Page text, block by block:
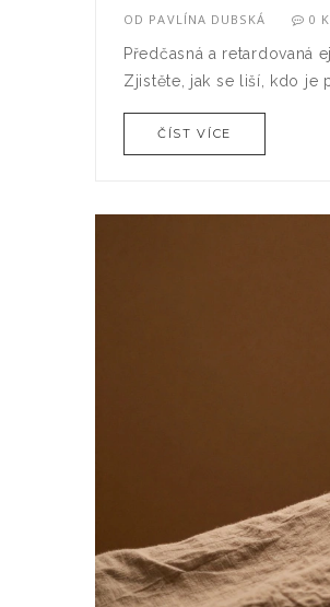
OD PAVLÍNA DUBSKÁ 0
Předčasná a retardovaná
Zjistěte, jak se liší, kdo je
ČÍST VÍCE